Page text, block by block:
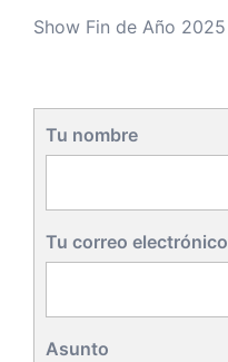
Show Fin de Año 2025
Tu nombre
Tu correo electrónico
Asunto